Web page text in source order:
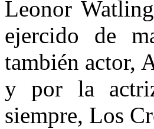
Leonor
ejercido de
también actor,
y por la
siempre, Los